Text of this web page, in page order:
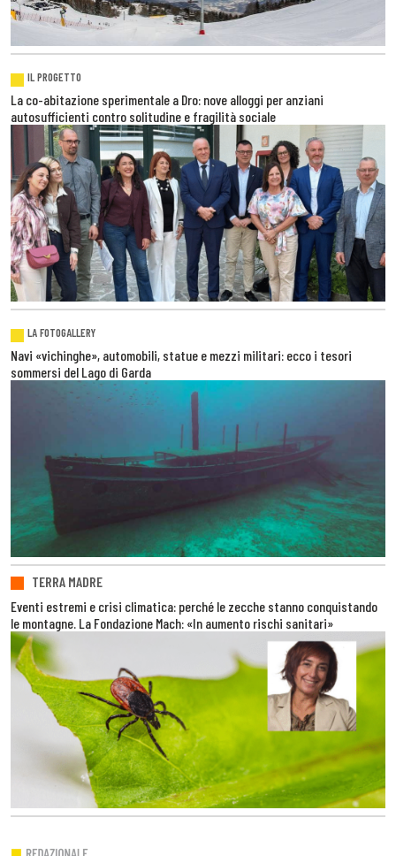
IL PROGETTO
La co-abitazione sperimentale a Dro: nove alloggi per anziani
autosufficienti contro solitudine e fragilità sociale
LA FOTOGALLERY
Navi «vichinghe», automobili, statue e mezzi militari: ecco i tesori
sommersi del Lago di Garda
TERRA MADRE
Eventi estremi e crisi climatica: perché le zecche stanno conquistando
le montagne. La Fondazione Mach: «In aumento rischi sanitari»